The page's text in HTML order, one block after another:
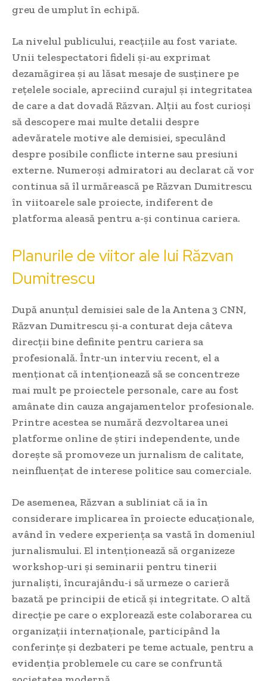
greu de umplut în echipă.
La nivelul publicului, reacțiile au fost variate.
Unii telespectatori fideli și-au exprimat
dezamăgirea și au lăsat mesaje de susținere pe
rețelele sociale, apreciind curajul și integritatea
de care a dat dovadă Răzvan. Alții au fost curioși
să descopere mai multe detalii despre
adevăratele motive ale demisiei, speculând
despre posibile conflicte interne sau presiuni
externe. Numeroși admiratori au declarat că vor
continua să îl urmărească pe Răzvan Dumitrescu
în viitoarele sale proiecte, indiferent de
platforma aleasă pentru a-și continua cariera.
Planurile de viitor ale lui Răzvan
Dumitrescu
După anunțul demisiei sale de la Antena 3 CNN,
Răzvan Dumitrescu și-a conturat deja câteva
direcții bine definite pentru cariera sa
profesională. Într-un interviu recent, el a
menționat că intenționează să se concentreze
mai mult pe proiectele personale, care au fost
amânate din cauza angajamentelor profesionale.
Printre acestea se numără dezvoltarea unei
platforme online de știri independente, unde
dorește să promoveze un jurnalism de calitate,
neinfluențat de interese politice sau comerciale.
De asemenea, Răzvan a subliniat că ia în
considerare implicarea în proiecte educaționale,
având în vedere experiența sa vastă în domeniul
jurnalismului. El intenționează să organizeze
workshop-uri și seminarii pentru tinerii
jurnaliști, încurajându-i să urmeze o carieră
bazată pe principii de etică și integritate. O altă
direcție pe care o explorează este colaborarea cu
organizații internaționale, participând la
conferințe și dezbateri pe teme actuale, pentru a
evidenția problemele cu care se confruntă